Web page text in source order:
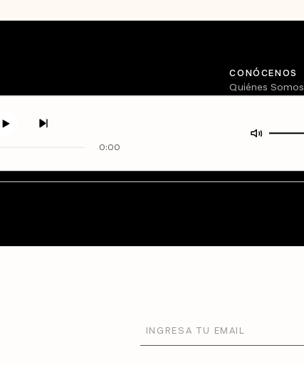
0:00
CONÓCENOS
Quiénes Somos